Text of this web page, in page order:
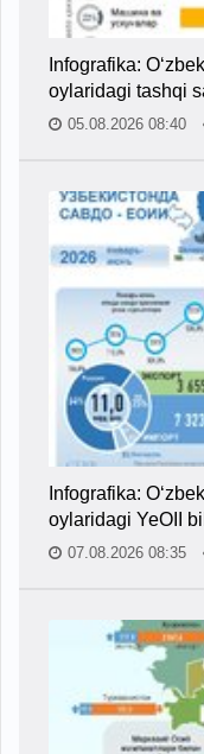
Infografika:
oylaridagi tashqi
05.08.2026 08:40
Infografika:
oylaridagi YeOII
07.08.2026 08:35